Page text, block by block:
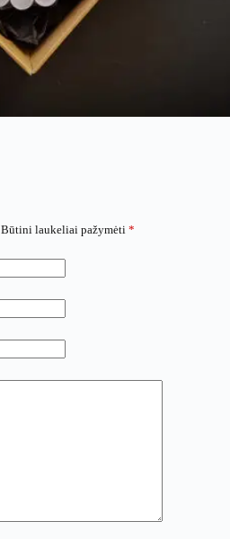
Būtini laukeliai pažymėti *